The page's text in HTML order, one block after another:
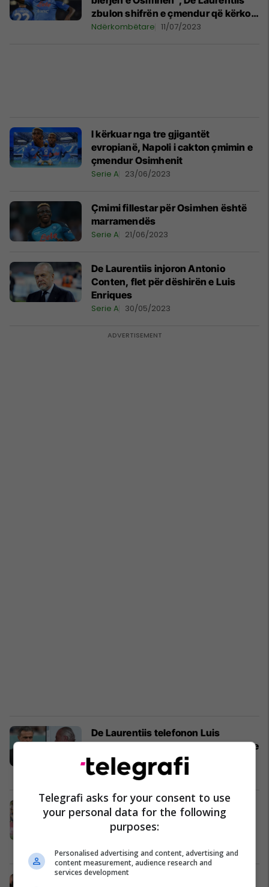
zbulon shifrën e çmendur që kërkon
për sulmuesin
Ndërkombëtare 11/07/2023
I kërkuar nga tre gjigantët
evropianë, Napoli i cakton çmimin e
çmendur Osimhenit
Serie A 23/06/2023
Çmimi fillestar për Osimhen është
marramendës
Serie A 21/06/2023
De Laurentiis injoron Antonio
Conten, flet për dëshirën e Luis
Enriques
Serie A 30/05/2023
De Laurentiis telefonon Luis
Enriquen për të diskutuar projektin e
Napolit
Serie A 27/05/2023
Conte duhet të ndryshojë taktikat
për Napolin, De Laurentiis preferon
Luis Enriquen
Presidenti i Napolit, De Laurentiis lë
Telegrafi asks for your consent to use
your personal data for the following
purposes:
Personalised advertising and content, advertising and
content measurement, audience research and
services development